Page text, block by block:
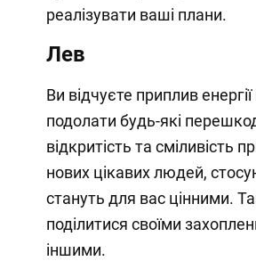
реалізувати ваші плани.
Лев
Ви відчуєте приплив
подолати будь-які
відкритість та сміливість
нових цікавих людей,
стануть для вас цінними.
поділитися своїми
іншими.